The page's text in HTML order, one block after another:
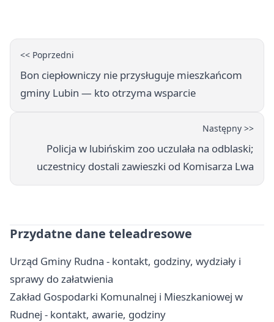
<< Poprzedni
Bon ciepłowniczy nie przysługuje mieszkańcom
gminy Lubin — kto otrzyma wsparcie
Następny >>
Policja w lubińskim zoo uczulała na odblaski;
uczestnicy dostali zawieszki od Komisarza Lwa
Przydatne dane teleadresowe
Urząd Gminy Rudna - kontakt, godziny, wydziały i
sprawy do załatwienia
Zakład Gospodarki Komunalnej i Mieszkaniowej w
Rudnej - kontakt, awarie, godziny